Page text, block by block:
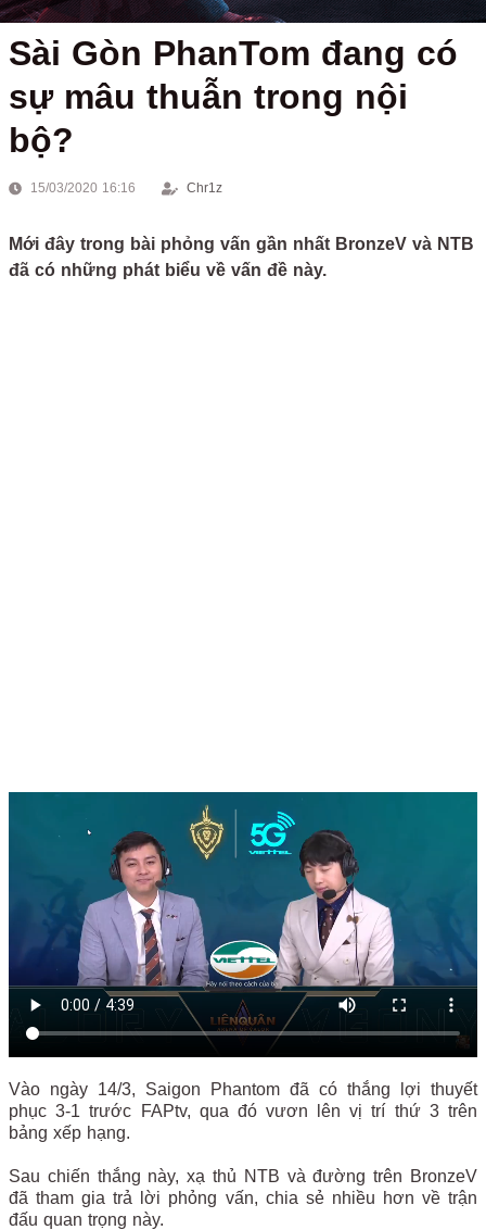
Sài Gòn PhanTom đang có
sự mâu thuẫn trong nội
bộ?
15/03/2020 16:16 Chr1z
Mới đây trong bài phỏng vấn gần nhất BronzeV và NTB
đã có những phát biểu về vấn đề này.
Vào ngày 14/3, Saigon Phantom đã có thắng lợi thuyết
phục 3-1 trước FAPtv, qua đó vươn lên vị trí thứ 3 trên
bảng xếp hạng.
Sau chiến thắng này, xạ thủ NTB và đường trên BronzeV
đã tham gia trả lời phỏng vấn, chia sẻ nhiều hơn về trận
đấu quan trọng này.